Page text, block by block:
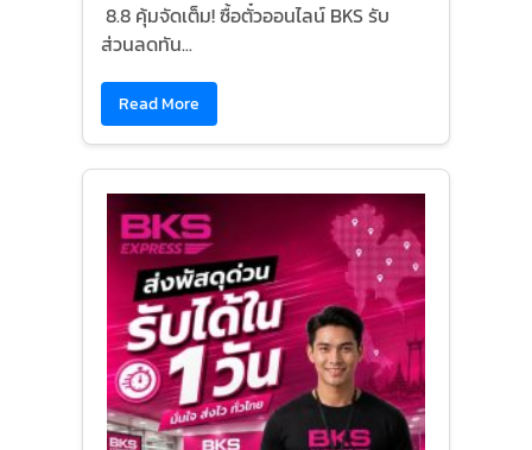
8.8 คุ้มจัดเต็ม! ซื้อตั๋วออนไลน์ BKS รับ
ส่วนลดทัน...
Read More